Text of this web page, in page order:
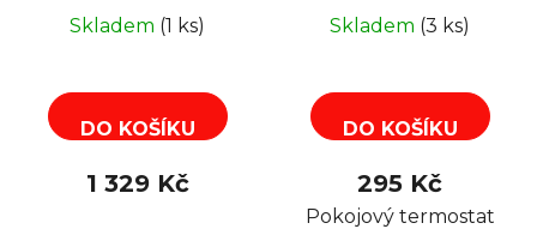
Skladem (1 ks)
DO KOŠÍKU
1 329 Kč
Skladem (3 ks)
DO KOŠÍKU
295 Kč
Pokojový termostat